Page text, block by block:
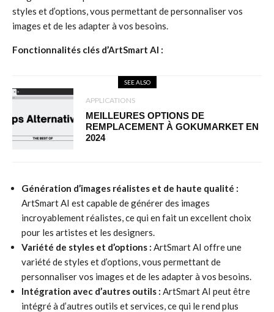
styles et d’options, vous permettant de personnaliser vos
images et de les adapter à vos besoins.
Fonctionnalités clés d’ArtSmart AI :
SEE ALSO
APPLICATIONS
MEILLEURES OPTIONS DE
REMPLACEMENT À GOKUMARKET EN
2024
Génération d’images réalistes et de haute qualité :
ArtSmart AI est capable de générer des images
incroyablement réalistes, ce qui en fait un excellent choix
pour les artistes et les designers.
Variété de styles et d’options : ArtSmart AI offre une
variété de styles et d’options, vous permettant de
personnaliser vos images et de les adapter à vos besoins.
Intégration avec d’autres outils : ArtSmart AI peut être
intégré à d’autres outils et services, ce qui le rend plus